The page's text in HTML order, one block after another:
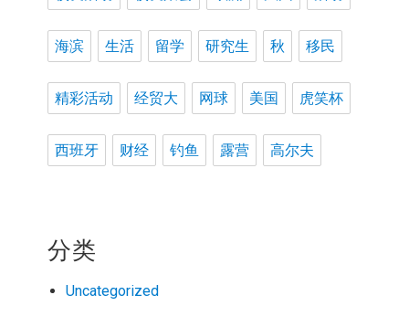
海滨 生活 留学 研究生 秋 移民
精彩活动 经贸大 网球 美国 虎笑杯
西班牙 财经 钓鱼 露营 高尔夫
分类
Uncategorized